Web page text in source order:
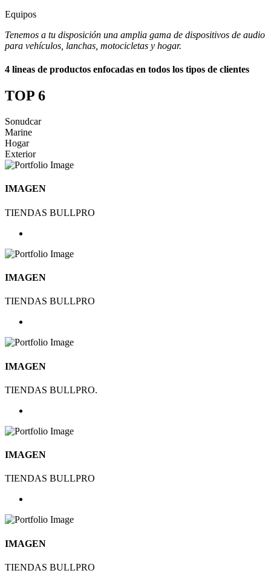
Equipos
Tenemos a tu disposición una amplia gama de dispositivos de audio
para vehículos, lanchas, motocicletas y hogar.
4 lineas de productos enfocadas en todos los tipos de clientes
TOP 6
Sonudcar
Marine
Hogar
Exterior
IMAGEN
TIENDAS BULLPRO
IMAGEN
TIENDAS BULLPRO
IMAGEN
TIENDAS BULLPRO.
IMAGEN
TIENDAS BULLPRO
IMAGEN
TIENDAS BULLPRO